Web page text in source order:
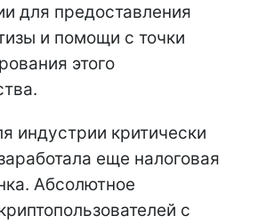
для предоставления
и помощи с точки
этого
индустрии критически
еще налоговая
Абсолютное
с